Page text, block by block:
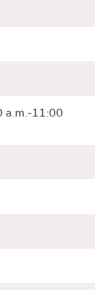
a.m.-11:00